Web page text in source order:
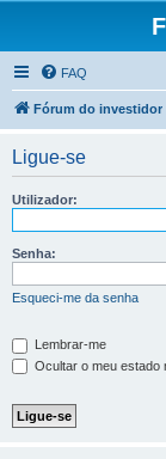
FAQ
Fórum do investidor
Ligue-se
Utilizador:
Senha:
Esqueci-me da senha
Lembrar-me
Ocultar o meu estado